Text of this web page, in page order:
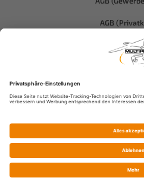
AGB